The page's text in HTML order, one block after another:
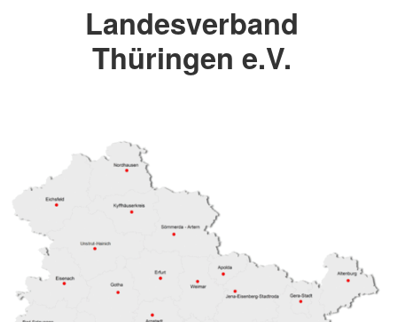
Landesverband
Thüringen e.V.